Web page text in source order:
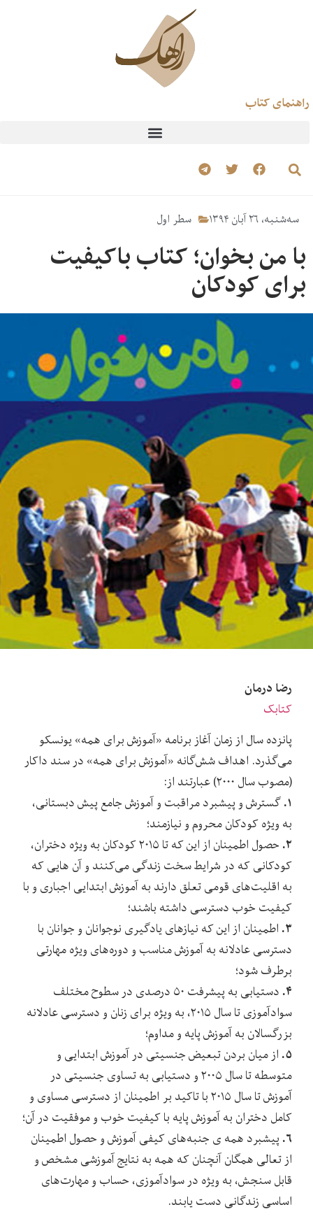
راهنمای کتاب
سه‌شنبه، ۲۶ آبان ۱۳۹۴ سطر اول
با من بخوان؛ کتاب باکیفیت
برای کودکان
رضا درمان
کتابک
پانزده سال از زمان آغاز برنامه «آموزش برای همه» یونسکو
می‌گذرد. اهداف شش‌گانه «آموزش برای همه» در سند داکار
(مصوب سال ۲۰۰۰) عبارتند از:
۱. گسترش و پیشبرد مراقبت و آموزش جامع پیش دبستانی،
به ویژه کودکان محروم و نیازمند؛
۲.
حصول اطمینان از این که تا ۲۰۱۵ کودکان به ویژه دختران،
کودکانی که در شرایط سخت زندگی می‌کنند و آن هایی که
به اقلیت‌های قومی تعلق دارند به آموزش ابتدایی اجباری و با
کیفیت خوب دسترسی داشته باشند؛
۳. اطمینان از این که نیازهای یادگیری نوجوانان و جوانان با
دسترسی عادلانه به آموزش مناسب و دوره‌های ویژه مهارتی
برطرف شود؛
۴.
دستیابی به پیشرفت ۵۰ درصدی در سطوح مختلف
سوادآموزی تا سال ۲۰۱۵، به ویژه برای زنان و دسترسی عادلانه
بزرگسالان به آموزش پایه و مداوم؛
۵. از میان بردن تبعیض جنسیتی در آموزش ابتدایی و
متوسطه تا سال ۲۰۰۵ و دستیابی به تساوی جنسیتی در
آموزش تا سال ۲۰۱۵ با تاکید بر اطمینان از دسترسی مساوی و
کامل دختران به آموزش پایه با کیفیت خوب و موفقیت در آن؛
۶. پیشبرد همه ی جنبه‌های کیفی آموزش و حصول اطمینان
از تعالی همگان آنچنان که همه به نتایج آموزشی مشخص و
قابل سنجش، به ویژه در سوادآموزی، حساب و مهارت‌های
اساسی زندگانی دست یابند.